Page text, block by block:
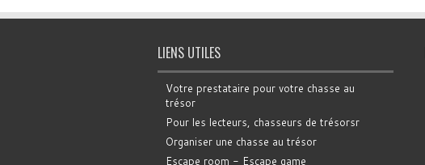
LIENS UTILES
Votre prestataire pour votre chasse au
trésor
Pour les lecteurs, chasseurs de trésorsr
Organiser une chasse au trésor
Escape room - Escape game